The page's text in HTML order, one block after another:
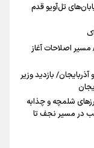
خیابان‌های تل‌آویو قدم
اصلاحات آغاز
بازدید وزیر
۱۷۰ هزار تردد در مرزهای شلمچه و چذابه
هزار موکب در خوزستان و ۱۰۰ موکب در مسیر نجف تا